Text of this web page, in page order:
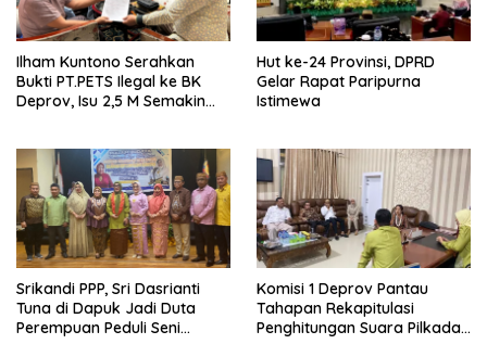
Ilham Kuntono Serahkan
Bukti PT.PETS Ilegal ke BK
Deprov, Isu 2,5 M Semakin
Hut ke-24 Provinsi, DPRD
Gelar Rapat Paripurna
Istimewa
Srikandi PPP, Sri Dasrianti
Tuna di Dapuk Jadi Duta
Perempuan Peduli Seni
Komisi 1 Deprov Pantau
Tahapan Rekapitulasi
Penghitungan Suara Pilkada